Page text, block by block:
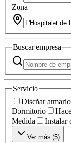
Zona
Buscarempresa
Servicio
Diseñar
Dormitorio
Medida
Instalar
Ver más (5)